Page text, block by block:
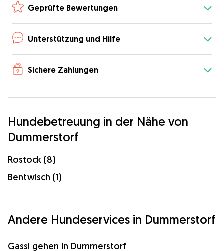
Geprüfte Bewertungen
Unterstützung und Hilfe
Sichere Zahlungen
Hundebetreuung in der Nähe von
Dummerstorf
Rostock (8)
Bentwisch (1)
Andere Hundeservices in Dummerstorf
Gassi gehen in Dummerstorf